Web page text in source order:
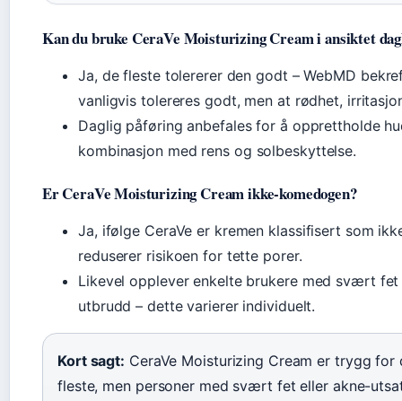
Kan du bruke CeraVe Moisturizing Cream i ansiktet
Ja, de fleste tolererer den godt – WebMD
vanligvis tolereres godt, men at rødhet,
Daglig påføring anbefales for å opprettholde
kombinasjon med rens og solbeskyttelse.
Er CeraVe Moisturizing Cream ikke-komedogen?
Ja, ifølge CeraVe er kremen klassifisert som
reduserer risikoen for tette porer.
Likevel opplever enkelte brukere med svært
utbrudd – dette varierer individuelt.
Kort sagt: CeraVe Moisturizing Cream er trygg
fleste, men personer med svært fet eller akne-